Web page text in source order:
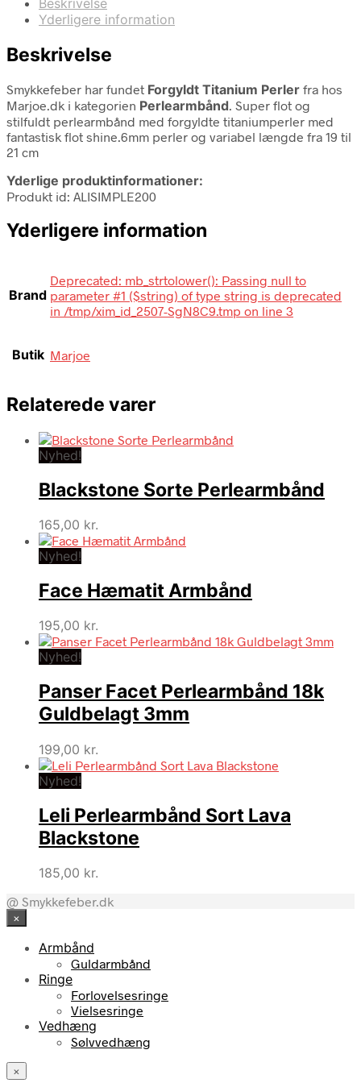
Beskrivelse
Yderligere information
Beskrivelse
Smykkefeber har fundet Forgyldt Titanium Perler fra hos
Marjoe.dk i kategorien Perlearmbånd. Super flot og
stilfuldt perlearmbånd med forgyldte titaniumperler med
fantastisk flot shine.6mm perler og variabel længde fra 19 til
21 cm
Yderlige produktinformationer:
Produkt id: ALISIMPLE200
Yderligere information
Brand
Deprecated: mb_strtolower(): Passing null to
parameter #1 ($string) of type string is deprecated
in /tmp/xim_id_2507-SgN8C9.tmp on line 3
Butik Marjoe
Relaterede varer
Nyhed!
Blackstone Sorte Perlearmbånd
165,00 kr.
Nyhed!
Face Hæmatit Armbånd
195,00 kr.
Nyhed!
Panser Facet Perlearmbånd 18k
Guldbelagt 3mm
199,00 kr.
Nyhed!
Leli Perlearmbånd Sort Lava
Blackstone
185,00 kr.
@ Smykkefeber.dk
×
Armbånd
Guldarmbånd
Ringe
Forlovelsesringe
Vielsesringe
Vedhæng
Sølvvedhæng
×